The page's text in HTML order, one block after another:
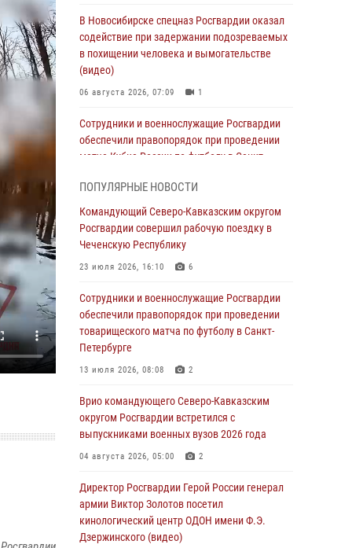
В Новосибирске спецназ Росгвардии оказал
содействие при задержании подозреваемых
в похищении человека и вымогательстве
(видео)
06 августа 2026, 07:09 1
Сотрудники и военнослужащие Росгвардии
обеспечили правопорядок при проведении
матча Кубка России по футболу в Санкт-
В Грозном военнослужащие Росгвардии
присоединились к всероссийской донорской
акции «От сердца к сердцу»
В Бурятии и Приамурье росгвардейцы
задержали подозреваемых в незаконном
обороте наркотиков
06 августа 2026, 06:15
На Сахалине при участии СОБР Росгвардии
пресекли нелегальную добычу биоресурсов
06 августа 2026, 05:12
беспилотников в ЛНР
06 августа 2026, 05:00
Выпускники вузов Росгвардии прибыли для
ПОПУЛЯРНЫЕ НОВОСТИ
Командующий Северо-Кавказским округом
Росгвардии совершил рабочую поездку в
Чеченскую Республику
23 июля 2026, 16:10 6
Сотрудники и военнослужащие Росгвардии
обеспечили правопорядок при проведении
товарищеского матча по футболу в Санкт-
Петербурге
13 июля 2026, 08:08 2
Врио командующего Северо-Кавказским
округом Росгвардии встретился с
выпускниками военных вузов 2026 года
04 августа 2026, 05:00 2
Директор Росгвардии Герой России генерал
армии Виктор Золотов посетил
кинологический центр ОДОН имени Ф.Э.
Дзержинского (видео)